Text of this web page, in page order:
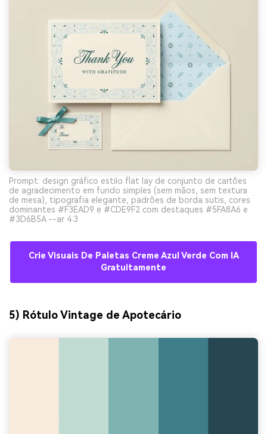
Prompt: design gráfico estilo flat lay de conjunto de cartões
de agradecimento em fundo simples (sem mãos, sem textura
de mesa), tipografia elegante, padrões de borda sutis, cores
dominantes #F3EAD9 e #CDE9F2 com destaques #5FA8A6 e
#3D6B5A --ar 4:3
Crie Visuais De Paletas Creme Azul Verde Com IA
Gratuitamente
5) Rótulo Vintage de Apotecário